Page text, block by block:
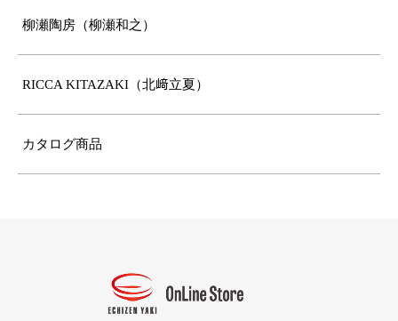
柳瀬陶房（柳瀬和之）
RICCA KITAZAKI（北﨑立夏）
カタログ商品